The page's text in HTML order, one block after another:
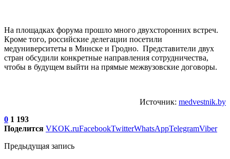
На площадках форума прошло много двухсторонних встреч.
Кроме того, российские делегации посетили
медуниверситеты в Минске и Гродно. Представители двух
стран обсудили конкретные направления сотрудничества,
чтобы в будущем выйти на прямые межвузовские договоры.
Источник: medvestnik.by
0 1 193
Поделится VKOK.ruFacebookTwitterWhatsAppTelegramViber
Предыдущая запись